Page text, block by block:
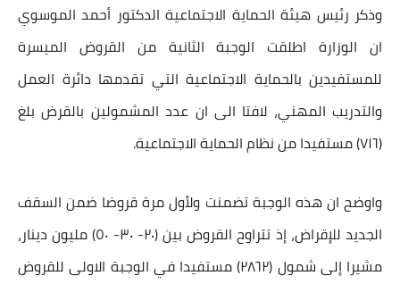
وذكر رئيس هيئة الحماية الاجتماعية الدكتور أحمد الموسوي
ان الوزارة اطلقت الوجبة الثانية من القروض الميسرة
للمستفيدين بالحماية الاجتماعية التي تقدمها دائرة العمل
والتدريب المهني، لافتا الى ان عدد المشمولين بالقرض بلغ
(٧١٦) مستفيدا من نظام الحماية الاجتماعية.
واوضح ان هذه الوجبة تضمنت ولأول مرة قروضا ضمن السقف
الجديد للإقراض، إذ تتراوح القروض بين (٢٠- ٣٠- ٥٠) مليون دينار،
مشيرا إلى شمول (٢٨٦٢) مستفيدا في الوجبة الاولى للقروض